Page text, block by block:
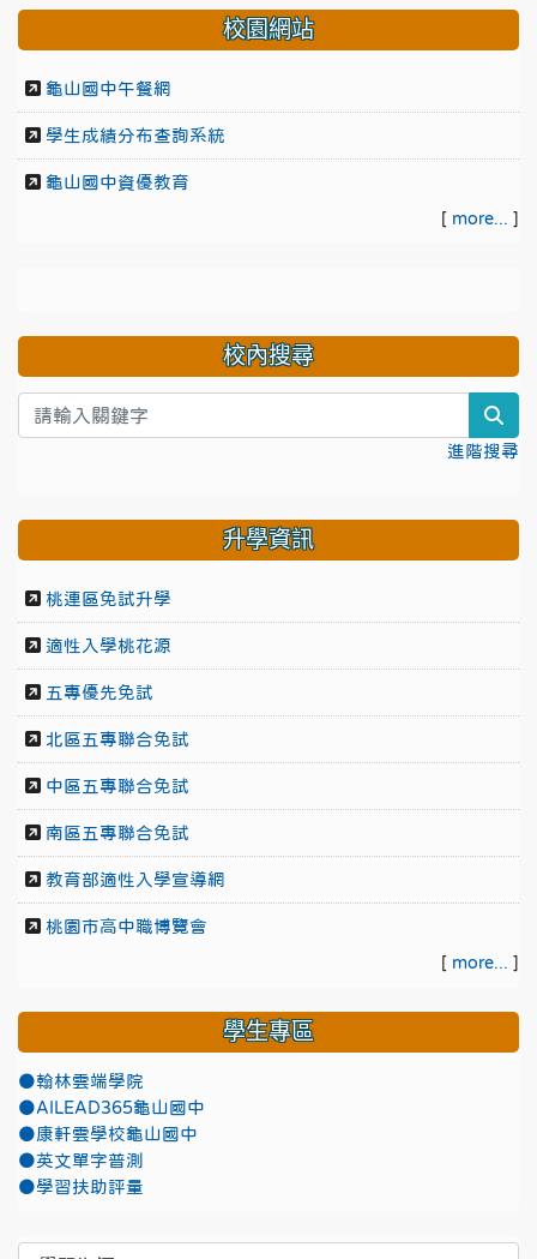
校園網站
龜山國中午餐網
學生成績分布查詢系統
龜山國中資優教育
[ more... ]
校內搜尋
進階搜尋
升學資訊
桃連區免試升學
適性入學桃花源
五專優先免試
北區五專聯合免試
中區五專聯合免試
南區五專聯合免試
教育部適性入學宣導網
桃園市高中職博覽會
[ more... ]
學生專區
●翰林雲端學院
●AILEAD365龜山國中
●康軒雲學校龜山國中
●英文單字普測
●學習扶助評量